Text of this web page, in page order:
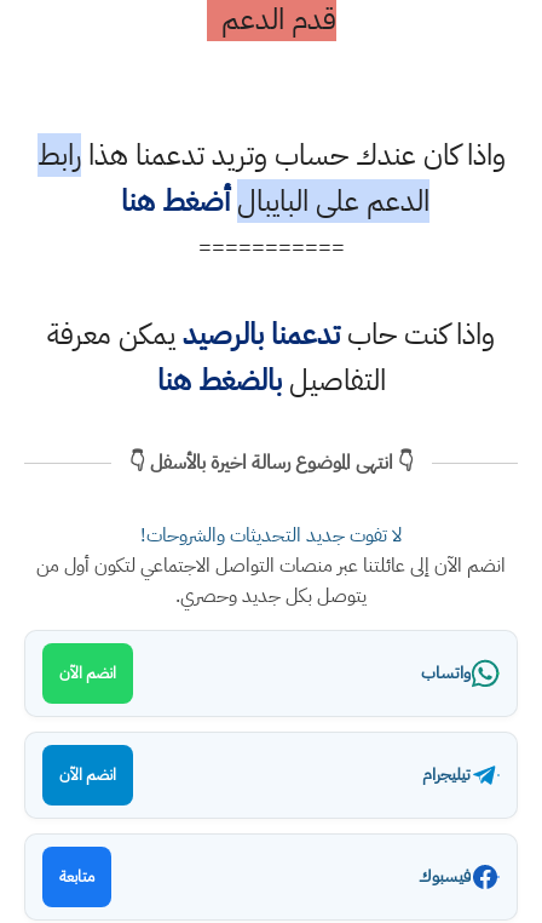
قدم الدعم
واذا كان عندك حساب وتريد تدعمنا هذارابط
الدعم على البايبال أضغط هنا
===========
واذا كنت حابتدعمنا بالرصيديمكن معرفة
التفاصيلبالضغط هنا
👇 انتهى الموضوع رسالة اخيرة بالأسفل 👇
لا تفوت جديد التحديثات والشروحات!
انضم الآن إلى عائلتنا عبر منصات التواصل الاجتماعي لتكون أول من
يتوصل بكل جديد وحصري.
واتساب انضم الآن
تيليجرام انضم الآن
فيسبوك متابعة